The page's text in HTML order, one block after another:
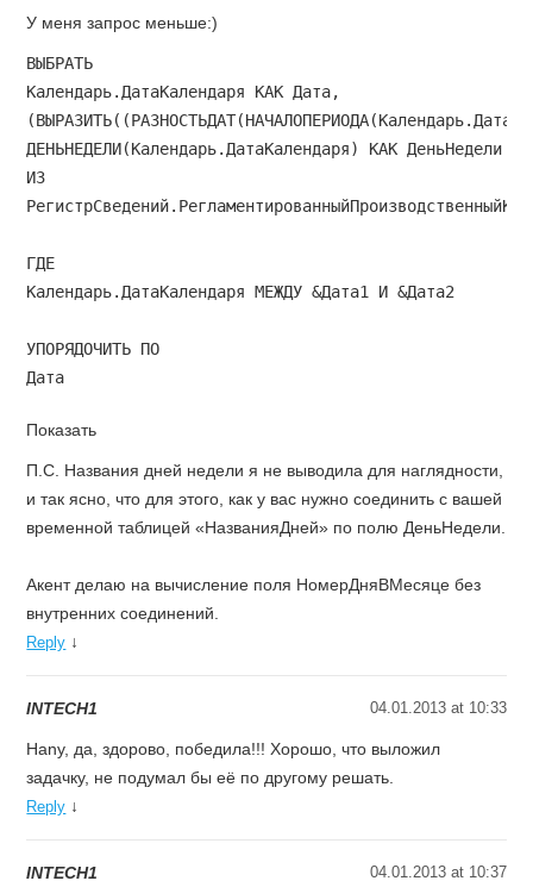
У меня запрос меньше:)
ВЫБРАТЬ
Календарь.ДатаКалендаря КАК Дата,
ДЕНЬНЕДЕЛИ(Календарь.ДатаКалендаря) КАК ДеньНедели
ИЗ
ГДЕ
Календарь.ДатаКалендаря МЕЖДУ &Дата1 И &Дата2
УПОРЯДОЧИТЬ ПО
Показать
П.С. Названия дней недели я не выводила для наглядности,
и так ясно, что для этого, как у вас нужно соединить с вашей
временной таблицей «НазванияДней» по полю ДеньНедели.
Акент делаю на вычисление поля НомерДняВМесяце без
внутренних соединений.
Reply ↓
INTECH1 04.01.2013 at 10:33
Hany, да, здорово, победила!!! Хорошо, что выложил
задачку, не подумал бы её по другому решать.
Reply ↓
INTECH1 04.01.2013 at 10:37